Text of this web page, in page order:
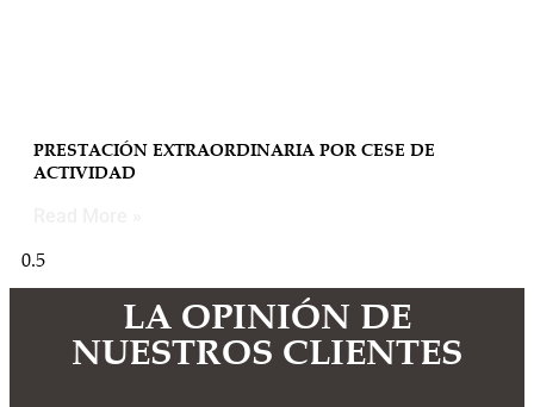
PRESTACIÓN EXTRAORDINARIA POR CESE DE
ACTIVIDAD
LA OPINIÓN DE
NUESTROS CLIENTES